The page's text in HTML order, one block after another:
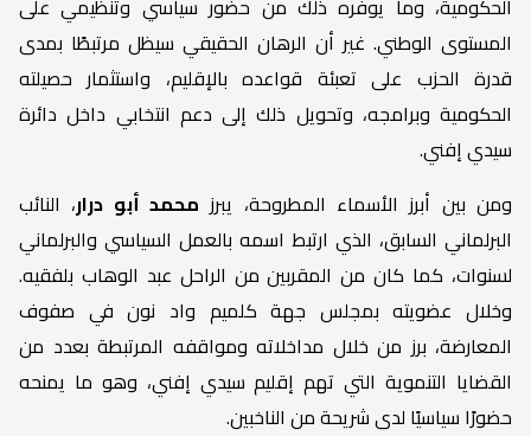
المستوى الوطني. غير أن الرهان الحقيقي سيظل مرتبطًا بمدى
قدرة الحزب على تعبئة قواعده بالإقليم، واستثمار حصيلته
الحكومية وبرامجه، وتحويل ذلك إلى دعم انتخابي داخل دائرة
سيدي إفني.
ومن بين أبرز الأسماء المطروحة، يبرز محمد أبو درار، النائب
البرلماني السابق، الذي ارتبط اسمه بالعمل السياسي والبرلماني
لسنوات، كما كان من المقربين من الراحل عبد الوهاب بلفقيه.
وخلال عضويته بمجلس جهة كلميم واد نون في صفوف
المعارضة، برز من خلال مداخلاته ومواقفه المرتبطة بعدد من
القضايا التنموية التي تهم إقليم سيدي إفني، وهو ما يمنحه
حضورًا سياسيًا لدى شريحة من الناخبين.